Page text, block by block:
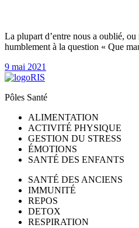
La plupart d’entre nous a oublié,
humblement à la question « Que
9 mai 2021
Pôles Santé
ALIMENTATION
ACTIVITÉ PHYSIQUE
GESTION DU STRESS
ÉMOTIONS
SANTÉ DES ENFANTS
SANTÉ DES ANCIENS
IMMUNITÉ
REPOS
DETOX
RESPIRATION